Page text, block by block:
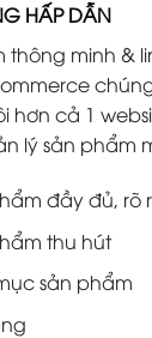
HẤP DẪN
thông minh &
hơn cả 1
lý sản phẩm
đầy đủ, rõ
thu hút
sản phẩm